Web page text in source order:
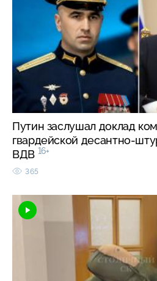
Путин заслушал доклад
гвардейской десантно-
ВДВ 16+
365